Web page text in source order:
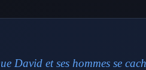
David et ses hommes se